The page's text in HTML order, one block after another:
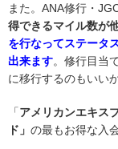
また。ANA修行・
得できるマイル数が
を行なってステータ
出来ます。修行目当
に移行するのもいい
「アメリカンエキス
ド」 の最もお得な入